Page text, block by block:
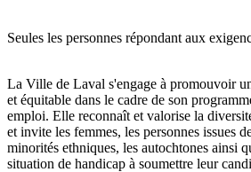
Seules les personnes répondant aux
La Ville de Laval s'engage à promouvoir
et équitable dans le cadre de son
emploi. Elle reconnaît et valorise la
et invite les femmes, les personnes issues
minorités ethniques, les autochtones ainsi
situation de handicap à soumettre leur